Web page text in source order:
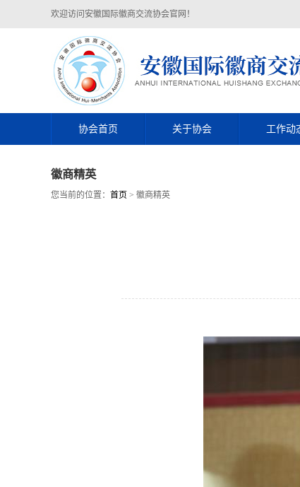
欢迎访问安徽国际徽商交流协会官网！
协会首页 关于协会 工作动
徽商精英
您当前的位置： 首页 > 徽商精英